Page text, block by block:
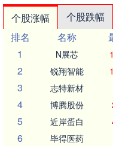
个股涨幅 个股跌幅
排名
名称
1
N展芯
2 锐翔智能
3 志特新材
4 博腾股份
5 近岸蛋白
6 毕得医药